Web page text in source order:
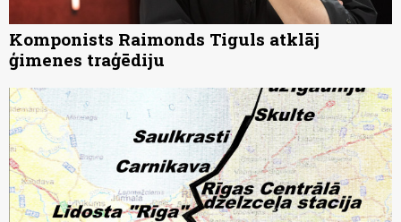
Komponists Raimonds Tiguls atklāj
ģimenes traģēdiju